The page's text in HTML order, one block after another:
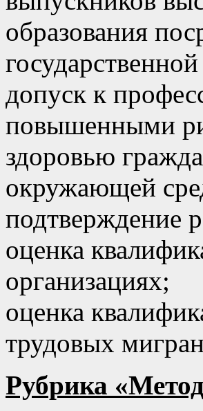
образования
допуск к
повышенными
здоровью
окружающей
подтверждение
оценка
организациях;
оценка
трудовых
Рубрика